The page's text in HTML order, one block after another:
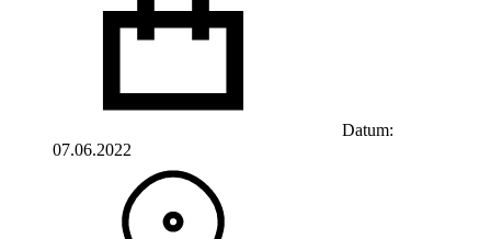
Datum:
07.06.2022